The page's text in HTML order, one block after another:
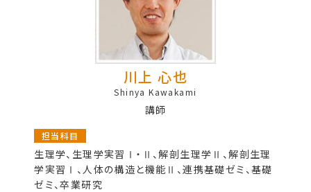
川上 心也
Shinya Kawakami
講師
担当科目
生理学、生理学実習Ⅰ・Ⅱ、解剖生理学Ⅱ、解剖生理
学実習Ⅰ、人体の構造と機能Ⅱ、連携基礎ゼミ、基礎
ゼミ、卒業研究